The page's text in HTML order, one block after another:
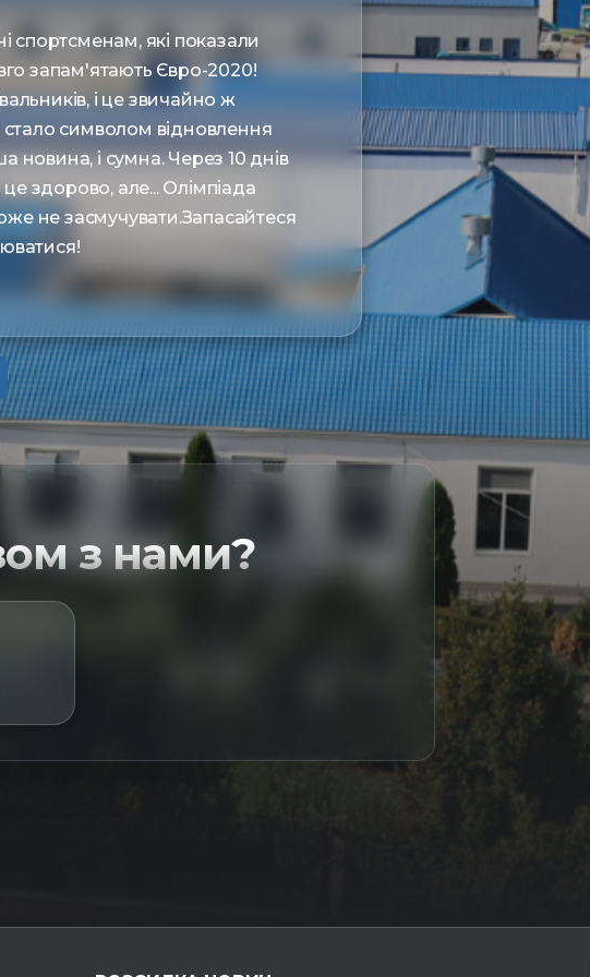
спортсменам, які показали
запам'ятають Євро-2020!
і це звичайно ж
стало символом відновлення
новина, і сумна. Через 10 днів
це здорово, але... Олімпіада
не засмучувати.Запасайтеся
з нами?